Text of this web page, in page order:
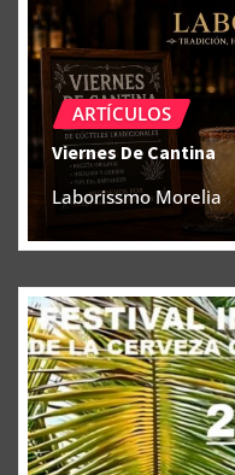
ARTÍCULOS
Viernes De Cantina
Laborissmo Morelia